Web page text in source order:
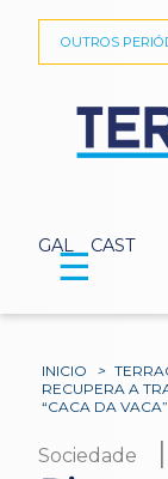
GAL CAST
OUTROS
☰
INICIO >
RECUPERA A
“CACA DA
Sociedade |